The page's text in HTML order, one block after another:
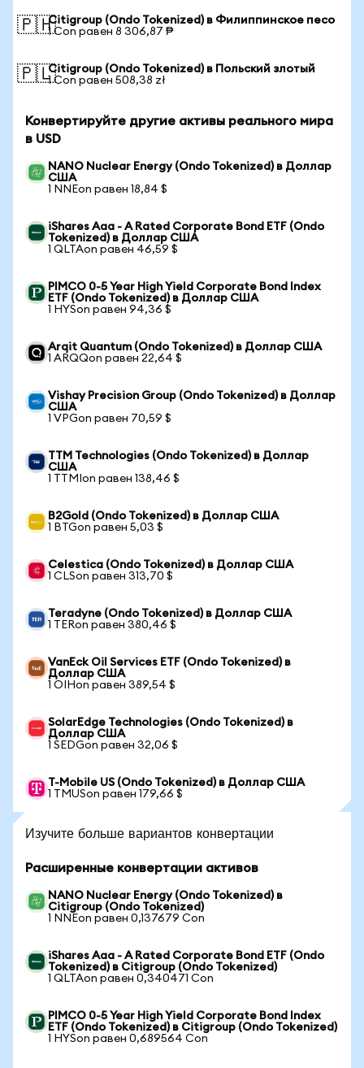
🇵🇭Citigroup (Ondo Tokenized) в Филиппинское песо
1 Con равен 8 306,87 ₱
🇵🇱Citigroup (Ondo Tokenized) в Польский злотый
1 Con равен 508,38 zł
Конвертируйте другие активы реального мира
в USD
NANO Nuclear Energy (Ondo Tokenized) в Доллар
США
1 NNEon равен 18,84 $
iShares Aaa - A Rated Corporate Bond ETF (Ondo
Tokenized) в Доллар США
1 QLTAon равен 46,59 $
PIMCO 0-5 Year High Yield Corporate Bond Index
ETF (Ondo Tokenized) в Доллар США
1 HYSon равен 94,36 $
Arqit Quantum (Ondo Tokenized) в Доллар США
1 ARQQon равен 22,64 $
Vishay Precision Group (Ondo Tokenized) в Доллар
США
1 VPGon равен 70,59 $
TTM Technologies (Ondo Tokenized) в Доллар
США
1 TTMIon равен 138,46 $
B2Gold (Ondo Tokenized) в Доллар США
1 BTGon равен 5,03 $
Celestica (Ondo Tokenized) в Доллар США
1 CLSon равен 313,70 $
Teradyne (Ondo Tokenized) в Доллар США
1 TERon равен 380,46 $
VanEck Oil Services ETF (Ondo Tokenized) в
Доллар США
1 OIHon равен 389,54 $
SolarEdge Technologies (Ondo Tokenized) в
Доллар США
1 SEDGon равен 32,06 $
T-Mobile US (Ondo Tokenized) в Доллар США
1 TMUSon равен 179,66 $
Изучите больше вариантов конвертации
Расширенные конвертации активов
NANO Nuclear Energy (Ondo Tokenized) в
Citigroup (Ondo Tokenized)
1 NNEon равен 0,137679 Con
iShares Aaa - A Rated Corporate Bond ETF (Ondo
Tokenized) в Citigroup (Ondo Tokenized)
1 QLTAon равен 0,340471 Con
PIMCO 0-5 Year High Yield Corporate Bond Index
ETF (Ondo Tokenized) в Citigroup (Ondo Tokenized)
1 HYSon равен 0,689564 Con